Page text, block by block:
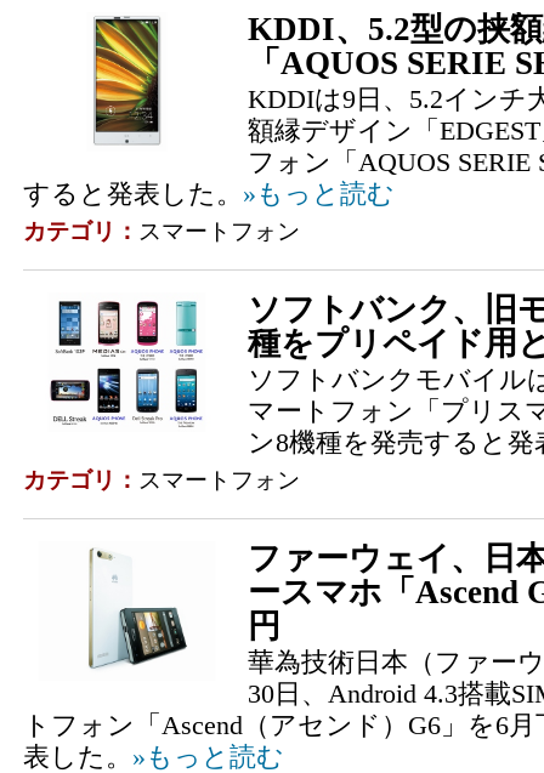
KDDI、5.2型の挟
「AQUOS SERIE
KDDIは9日、5.2インチ
額縁デザイン「
フォン「AQUOS
すると発表した。 »もっと読む
カテゴリ： スマートフォン
ソフトバンク、旧
種をプリペイド用
ソフトバンクモバイル
マートフォン「プリス
ン8機種を発売すると発
カテゴリ： スマートフォン
ファーウェイ、日
ースマホ「Ascend
円
華為技術日本（ファー
30日、Android 4.3搭載
トフォン「Ascend（アセンド）G6」を6
表した。 »もっと読む